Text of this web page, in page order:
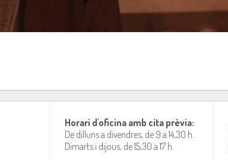
Horari d'oficina amb cita prèvia:
De dilluns a divendres, de 9 a 14,30 h.
Dimarts i dijous, de 15,30 a 17 h.